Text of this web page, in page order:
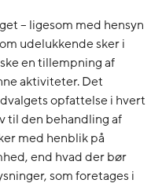
– ligesom med hensyn
udelukkende sker i
en tillempning af
aktiviteter. Det
opfattelse i hvert
til den behandling af
med henblik på
end hvad der bør
som foretages i